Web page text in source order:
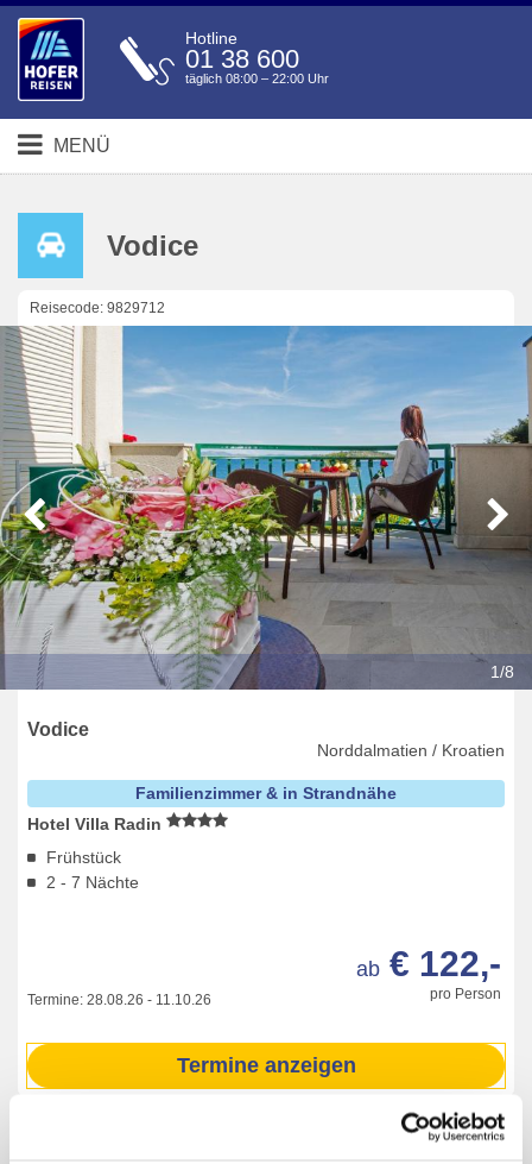
Hotline
01 38 600
täglich 08:00 – 22:00 Uhr
MENÜ
Vodice
Reisecode: 9829712
1/8
Vodice
Norddalmatien / Kroatien
Familienzimmer & in Strandnähe
Hotel Villa Radin
Frühstück
2 - 7 Nächte
Termine: 28.08.26 - 11.10.26 pro Person
ab € 122,-
Termine anzeigen